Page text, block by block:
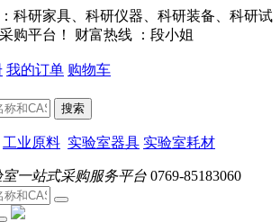
科研家具、科研仪器、科研装备、科研试
购平台！ 财富热线 ：段小姐
我的订单 购物车
搜索
工业原料 实验室器具 实验室耗材
一站式采购服务平台 0769-85183060